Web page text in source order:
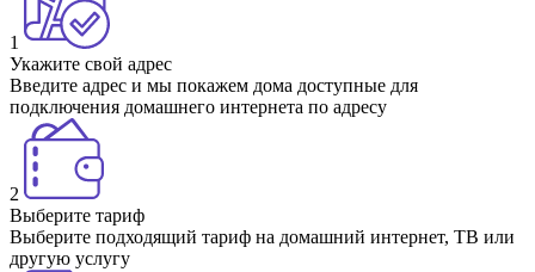
1
Укажите свой адрес
Введите адрес и мы покажем дома доступные для
подключения домашнего интернета по адресу
2
Выберите тариф
Выберите подходящий тариф на домашний интернет, ТВ или
другую услугу